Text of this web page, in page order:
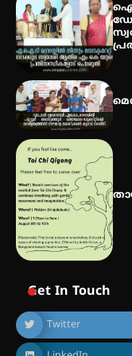
Get In Touch
Twitter